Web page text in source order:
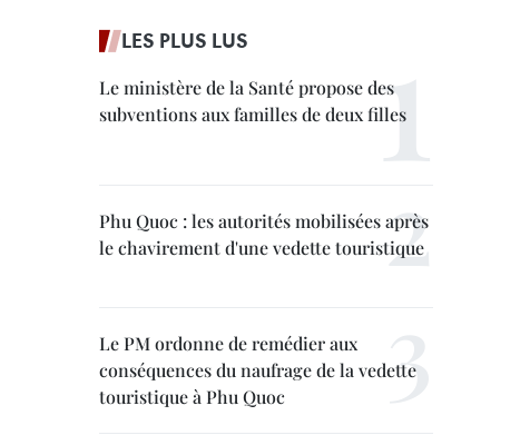
LES PLUS LUS
Le ministère de la Santé propose des
subventions aux familles de deux filles
Phu Quoc : les autorités mobilisées après
le chavirement d'une vedette touristique
Le PM ordonne de remédier aux
conséquences du naufrage de la vedette
touristique à Phu Quoc